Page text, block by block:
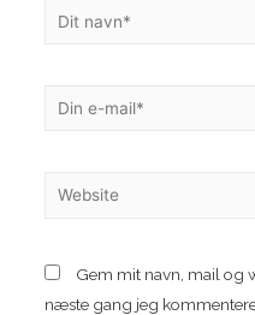
Dit
Din
Website
Gem mit navn, mail og
næste gang jeg